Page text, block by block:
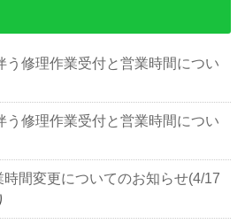
う修理作業受付と営業時間につい
う修理作業受付と営業時間につい
間変更についてのお知らせ(4/17